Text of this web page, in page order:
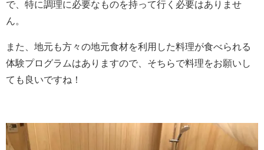
で、特に調理に必要なものを持って行く必要はありませ
ん。
また、地元も方々の地元食材を利用した料理が食べられる
体験プログラムはありますので、そちらで料理をお願いし
ても良いですね！